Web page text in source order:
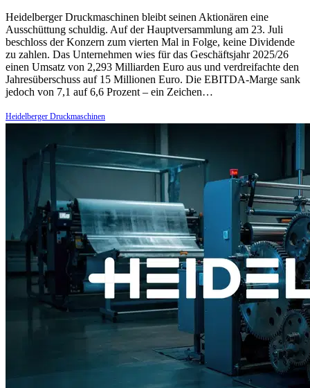
Heidelberger Druckmaschinen bleibt seinen Aktionären eine
Ausschüttung schuldig. Auf der Hauptversammlung am 23. Juli
beschloss der Konzern zum vierten Mal in Folge, keine Dividende
zu zahlen. Das Unternehmen wies für das Geschäftsjahr 2025/26
einen Umsatz von 2,293 Milliarden Euro aus und verdreifachte den
Jahresüberschuss auf 15 Millionen Euro. Die EBITDA-Marge sank
jedoch von 7,1 auf 6,6 Prozent – ein Zeichen…
Heidelberger Druckmaschinen